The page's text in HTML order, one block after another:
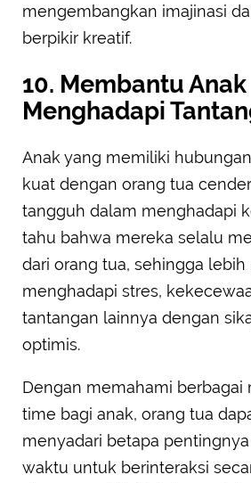
mengembangkan imajinasi
berpikir kreatif.
10. Membantu Anak
Menghadapi
Anak yang memiliki
kuat dengan orang tua
tangguh dalam menghadapi
tahu bahwa mereka selalu
dari orang tua, sehingga
menghadapi stres,
tantangan lainnya dengan
optimis.
Dengan memahami berbagai
time bagi anak, orang tua
menyadari betapa
waktu untuk berinteraksi